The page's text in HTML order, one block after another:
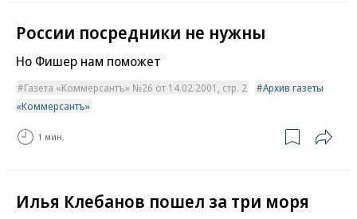
России посредники не нужны
Но Фишер нам поможет
Газета «Коммерсантъ» №26 от 14.02.2001, стр. 2
Архив газеты
«Коммерсантъ»
1 мин.
Илья Клебанов пошел за три моря